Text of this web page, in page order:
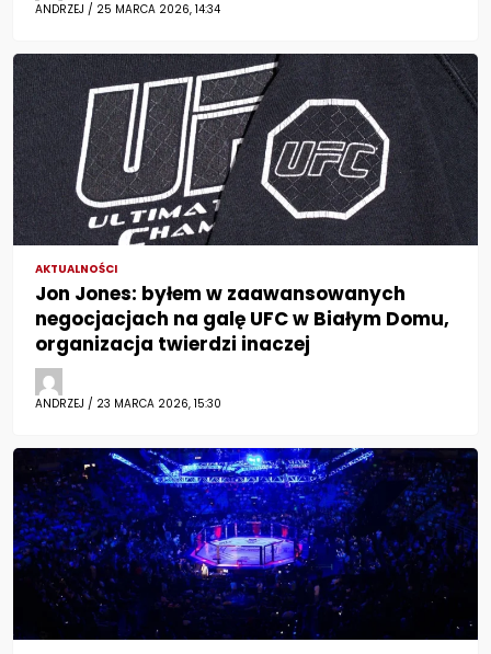
ANDRZEJ / 25 MARCA 2026, 14:34
AKTUALNOŚCI
Jon Jones: byłem w zaawansowanych
negocjacjach na galę UFC w Białym Domu,
organizacja twierdzi inaczej
ANDRZEJ / 23 MARCA 2026, 15:30